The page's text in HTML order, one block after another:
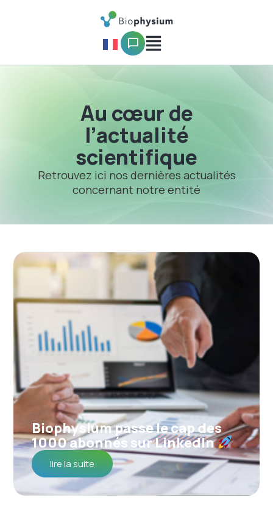
Au cœur de
l’actualité
scientifique
Retrouvez ici nos dernières actualités
concernant notre entité
Biophysium passe le cap des
1000 abonnés sur LinkedIn
lire la suite